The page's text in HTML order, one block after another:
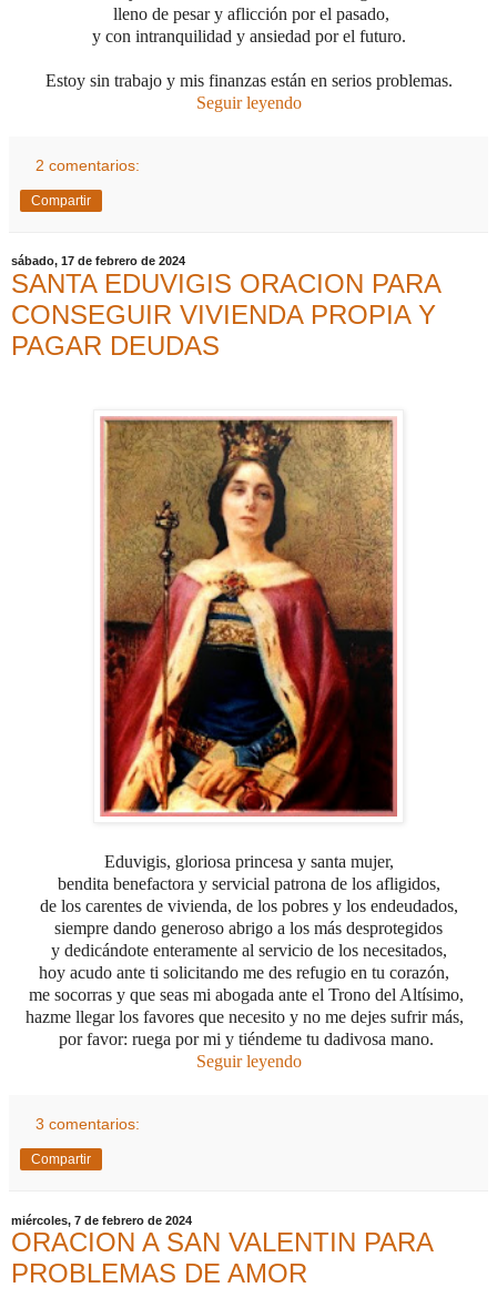
lleno de pesar y aflicción por el pasado,
y con intranquilidad y ansiedad por el futuro.
Estoy sin trabajo y mis finanzas están en serios problemas.
Seguir leyendo
2 comentarios:
Compartir
sábado, 17 de febrero de 2024
SANTA EDUVIGIS ORACION PARA
CONSEGUIR VIVIENDA PROPIA Y
PAGAR DEUDAS
Eduvigis, gloriosa princesa y santa mujer,
bendita benefactora y servicial patrona de los afligidos,
de los carentes de vivienda, de los pobres y los endeudados,
siempre dando generoso abrigo a los más desprotegidos
y dedicándote enteramente al servicio de los necesitados,
hoy acudo ante ti solicitando me des refugio en tu corazón,
me socorras y que seas mi abogada ante el Trono del Altísimo,
hazme llegar los favores que necesito y no me dejes sufrir más,
por favor: ruega por mi y tiéndeme tu dadivosa mano.
Seguir leyendo
3 comentarios:
Compartir
miércoles, 7 de febrero de 2024
ORACION A SAN VALENTIN PARA
PROBLEMAS DE AMOR